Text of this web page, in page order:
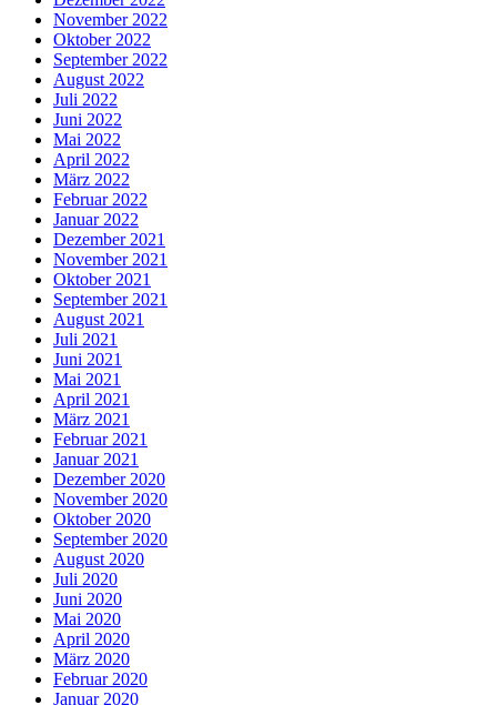
November 2022
Oktober 2022
September 2022
August 2022
Juli 2022
Juni 2022
Mai 2022
April 2022
März 2022
Februar 2022
Januar 2022
Dezember 2021
November 2021
Oktober 2021
September 2021
August 2021
Juli 2021
Juni 2021
Mai 2021
April 2021
März 2021
Februar 2021
Januar 2021
Dezember 2020
November 2020
Oktober 2020
September 2020
August 2020
Juli 2020
Juni 2020
Mai 2020
April 2020
März 2020
Februar 2020
Januar 2020